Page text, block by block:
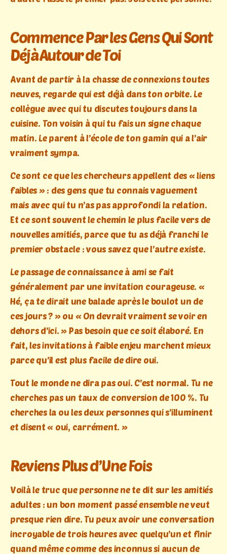
Commence Par les Gens Qui Sont
Déjà Autour de Toi
Avant de partir à la chasse de connexions toutes
neuves, regarde qui est déjà dans ton orbite. Le
collègue avec qui tu discutes toujours dans la
cuisine. Ton voisin à qui tu fais un signe chaque
matin. Le parent à l’école de ton gamin qui a l’air
vraiment sympa.
Ce sont ce que les chercheurs appellent des « liens
faibles » : des gens que tu connais vaguement
mais avec qui tu n’as pas approfondi la relation.
Et ce sont souvent le chemin le plus facile vers de
nouvelles amitiés, parce que tu as déjà franchi le
premier obstacle : vous savez que l’autre existe.
Le passage de connaissance à ami se fait
généralement par une invitation courageuse. «
Hé, ça te dirait une balade après le boulot un de
ces jours ? » ou « On devrait vraiment se voir en
dehors d’ici. » Pas besoin que ce soit élaboré. En
fait, les invitations à faible enjeu marchent mieux
parce qu’il est plus facile de dire oui.
Tout le monde ne dira pas oui. C’est normal. Tu ne
cherches pas un taux de conversion de 100 %. Tu
cherches la ou les deux personnes qui s’illuminent
et disent « oui, carrément. »
Reviens Plus d’Une Fois
Voilà le truc que personne ne te dit sur les amitiés
adultes : un bon moment passé ensemble ne veut
presque rien dire. Tu peux avoir une conversation
incroyable de trois heures avec quelqu’un et finir
quand même comme des inconnus si aucun de